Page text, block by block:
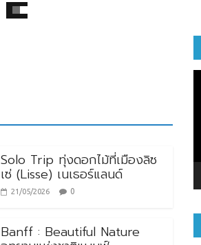
Solo Trip ทุ่งดอกไม้ที่เมืองลิซ
เซ่ (Lisse) เนเธอร์แลนด์
21/05/2026 0
Banff : Beautiful Nature